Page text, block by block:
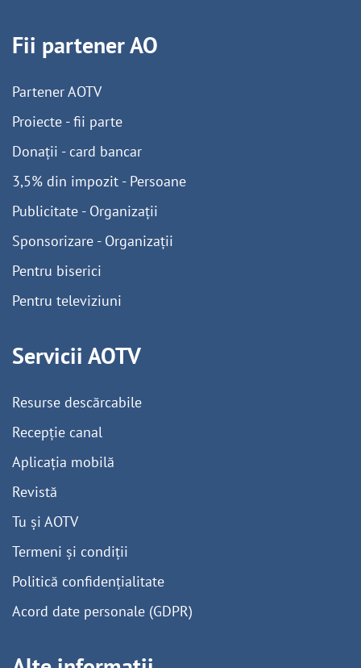
Fii partener AO
Partener AOTV
Proiecte - fii parte
Donații - card bancar
3,5% din impozit - Persoane
Publicitate - Organizații
Sponsorizare - Organizații
Pentru biserici
Pentru televiziuni
Servicii AOTV
Resurse descărcabile
Recepție canal
Aplicația mobilă
Revistă
Tu și AOTV
Termeni și condiții
Politică confidențialitate
Acord date personale (GDPR)